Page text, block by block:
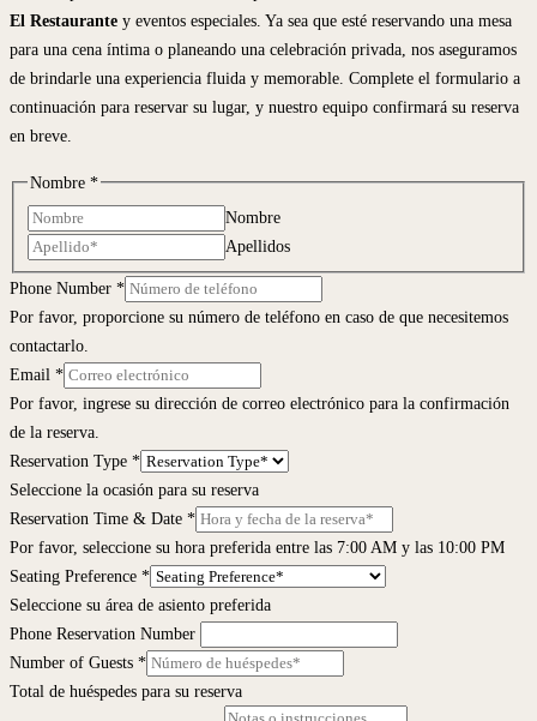
El Restaurante y eventos especiales. Ya sea que esté reservando una mesa
para una cena íntima o planeando una celebración privada, nos aseguramos
de brindarle una experiencia fluida y memorable. Complete el formulario a
continuación para reservar su lugar, y nuestro equipo confirmará su reserva
en breve.
Nombre *
Nombre
Apellidos
Phone Number *
Por favor, proporcione su número de teléfono en caso de que necesitemos
contactarlo.
Email *
Por favor, ingrese su dirección de correo electrónico para la confirmación
de la reserva.
Reservation Type *
Seleccione la ocasión para su reserva
Reservation Time & Date *
Por favor, seleccione su hora preferida entre las 7:00 AM y las 10:00 PM
Seating Preference *
Seleccione su área de asiento preferida
Phone Reservation Number
Number of Guests *
Total de huéspedes para su reserva